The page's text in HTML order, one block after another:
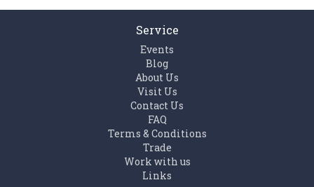
Service
Events
Blog
About Us
Visit Us
Contact Us
FAQ
Terms & Conditions
Trade
Work with us
Links